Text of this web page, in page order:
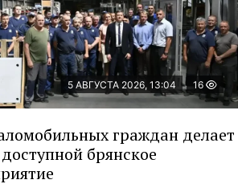
5 АВГУСТА 2026, 13:04 16
граждан делает
брянское